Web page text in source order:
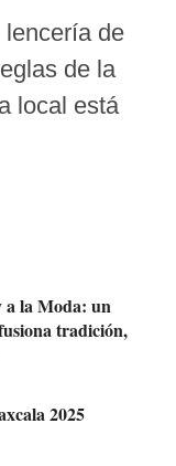
lencería de
de la
local está
a la Moda: un
tradición,
2025